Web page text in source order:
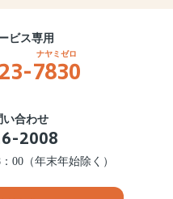
ビス専用
7830
い合わせ
2008
00（年末年始除く）